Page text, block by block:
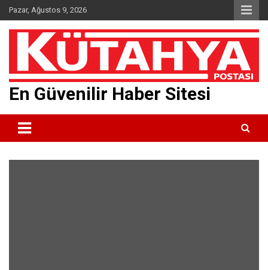
Skip
to
content
Pazar, Ağustos 9, 2026
En Güvenilir Haber Sitesi